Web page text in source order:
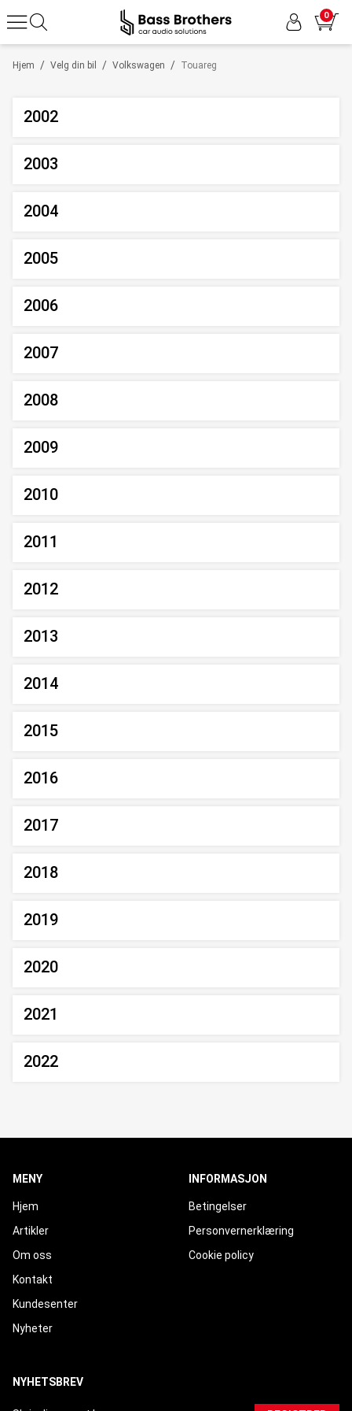
0
/
Hjem /
Velg din bil /
Volkswagen Touareg
2002
2003
2004
2005
2006
2007
2008
2009
2010
2011
2012
2013
2014
2015
2016
2017
2018
2019
2020
2021
2022
MENY
Hjem
Artikler
Om oss
Kontakt
Kundesenter
Nyheter
INFORMASJON
Betingelser
Personvernerklæring
Cookie policy
NYHETSBREV